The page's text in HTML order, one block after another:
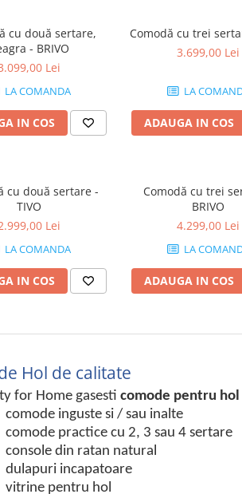
cu două sertare,
- BRIVO
Lei
LA COMANDA
IN COS
Comodă cu trei
3.699,00 Lei
LA
ADAUGA IN COS
cu două sertare -
TIVO
Lei
LA COMANDA
IN COS
Comodă cu trei
BRIVO
4.299,00 Lei
LA
ADAUGA IN COS
Hol de calitate
for Home gasesti comode pentru hol
comode inguste si / sau inalte
comode practice cu 2, 3 sau 4 sertare
console din ratan natural
dulapuri incapatoare
vitrine pentru hol